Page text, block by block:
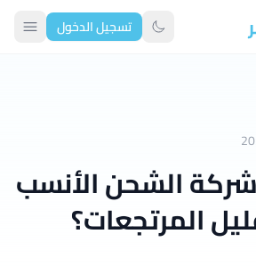
تبديل الوضع الداكن
تسجيل الدخول
الشحن الأنسب
المرتجعات؟